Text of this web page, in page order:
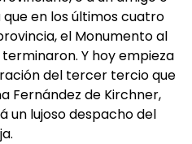
en los últimos cuatro
el Monumento al
Y hoy empieza
del tercer tercio que
Fernández de Kirchner,
un lujoso despacho del